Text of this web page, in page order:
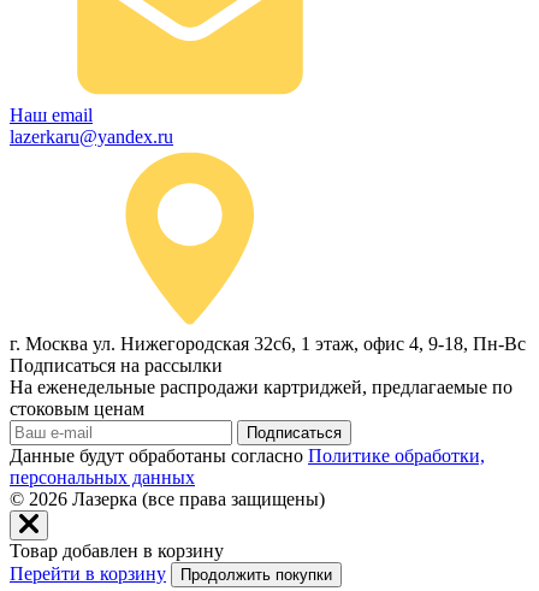
Наш email
lazerkaru@yandex.ru
г. Москва ул. Нижегородская 32с6, 1 этаж, офис 4, 9-18, Пн-Вс
Подписаться на рассылки
На еженедельные распродажи картриджей, предлагаемые по
стоковым ценам
Подписаться
Данные будут обработаны согласно Политике обработки,
персональных данных
© 2026 Лазерка (все права защищены)
Товар добавлен в корзину
Перейти в корзину
Продолжить покупки